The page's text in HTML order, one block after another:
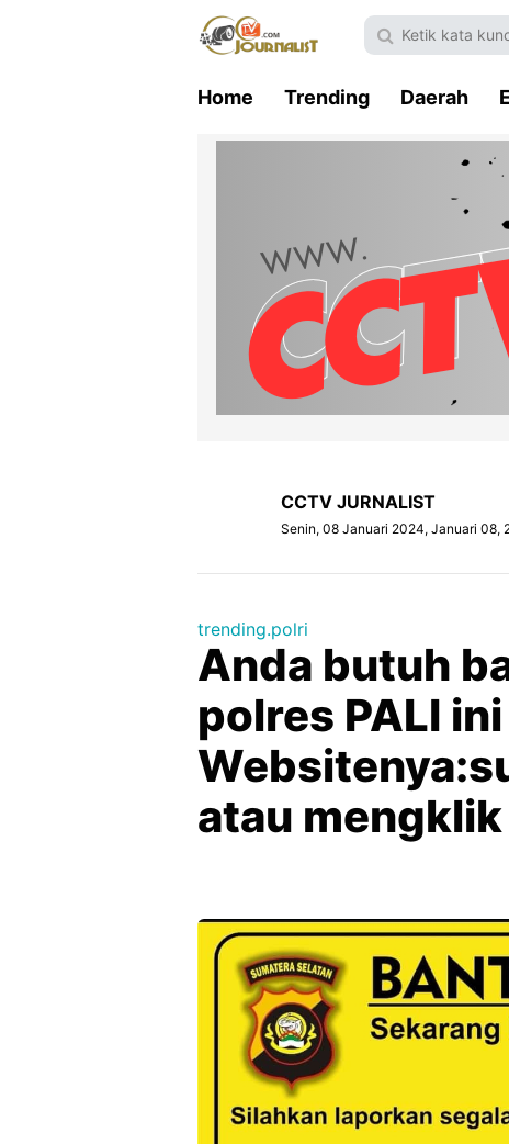
Home Trending Daerah
CCTV JURNALIST
Senin, 08 Januari 2024, Januari 08,
trending.polri
Anda butuh
polres PALI ini
atau